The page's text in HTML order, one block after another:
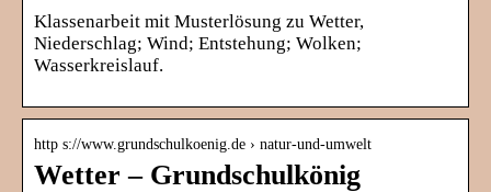
Klassenarbeit mit Musterlösung zu Wetter,
Niederschlag; Wind; Entstehung; Wolken;
Wasserkreislauf.
http s://www.grundschulkoenig.de › natur-und-umwelt
Wetter – Grundschulkönig